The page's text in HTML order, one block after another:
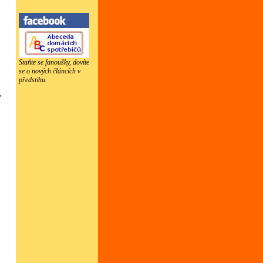
Staňte se fanoušky, dovíte
se o nových článcích v
předstihu.